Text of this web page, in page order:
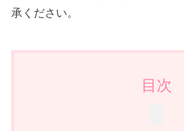
承ください。
目次